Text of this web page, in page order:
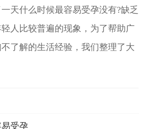
什么时候最容易受孕没有?缺乏
人比较普遍的现象，为了帮助广
了解的生活经验，我们整理了大
受孕